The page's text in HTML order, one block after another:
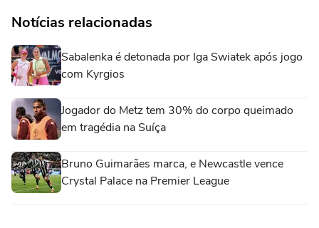
Notícias relacionadas
Sabalenka é detonada por Iga Swiatek após jogo
com Kyrgios
Jogador do Metz tem 30% do corpo queimado
em tragédia na Suíça
Bruno Guimarães marca, e Newcastle vence
Crystal Palace na Premier League